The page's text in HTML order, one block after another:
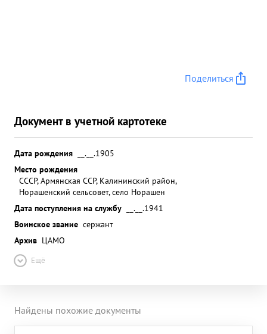
Поделиться
Документ в учетной картотеке
Дата рождения
__.__.1905
Место рождения
СССР, Армянская ССР, Калининский район,
Норашенский сельсовет, село Норашен
Дата поступления на службу
__.__.1941
Воинское звание сержант
Архив ЦАМО
Ещё
Найдены похожие документы